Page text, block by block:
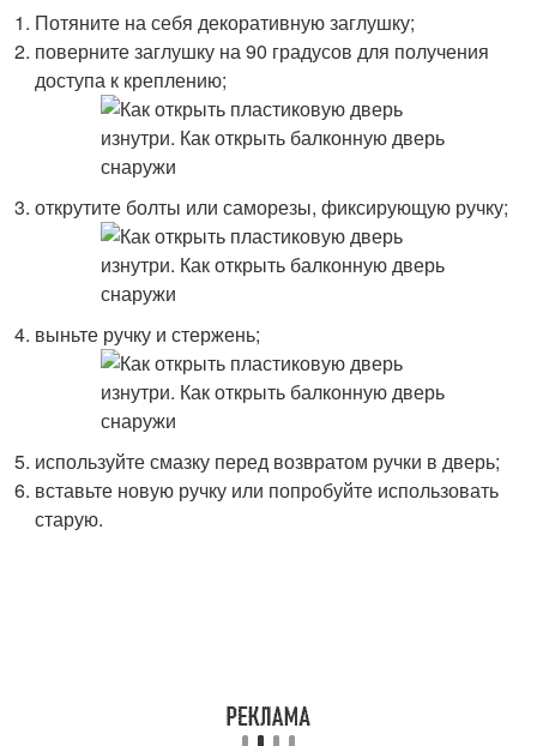
Потяните на себя декоративную заглушку;
поверните заглушку на 90 градусов для получения
доступа к креплению;
открутите болты или саморезы, фиксирующую ручку;
выньте ручку и стержень;
используйте смазку перед возвратом ручки в дверь;
вставьте новую ручку или попробуйте использовать
старую.